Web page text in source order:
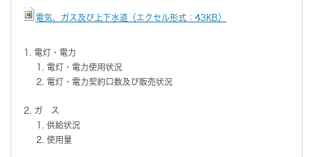
電気、ガス及び上下水道（エクセル形式：43KB）
電灯・電力
電灯・電力使用状況
電灯・電力契約口数及び販売状況
ガ ス
供給状況
使用量